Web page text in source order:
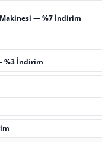
Makinesi — %7 İndirim
%3 İndirim